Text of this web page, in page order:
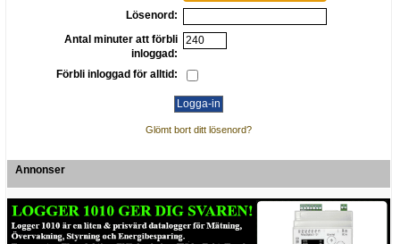
Lösenord:
Antal minuter att förbli
inloggad:
Förbli inloggad för alltid:
Glömt bort ditt lösenord?
Annonser